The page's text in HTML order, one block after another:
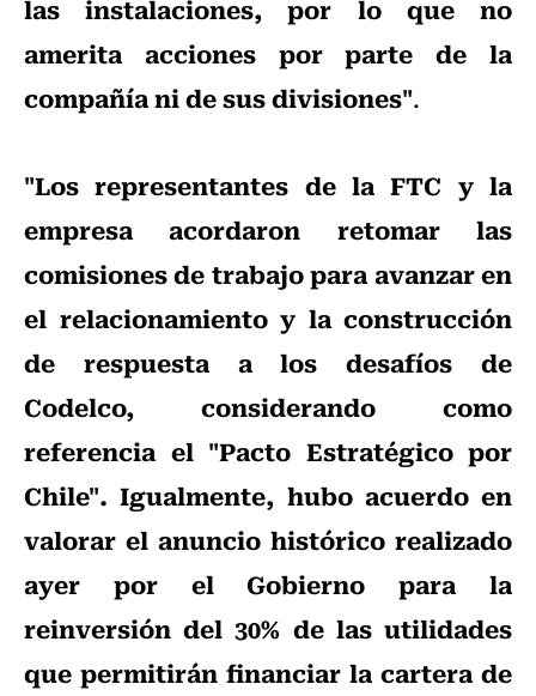
las instalaciones, por lo que no
amerita acciones por parte de la
compañía ni de sus divisiones".
"Los representantes de la FTC y la
empresa acordaron retomar las
comisiones de trabajo para avanzar en
el relacionamiento y la construcción
de respuesta a los desafíos de
Codelco, considerando como
referencia el "Pacto Estratégico por
Chile". Igualmente, hubo acuerdo en
valorar el anuncio histórico realizado
ayer por el Gobierno para la
reinversión del 30% de las utilidades
que permitirán financiar la cartera de